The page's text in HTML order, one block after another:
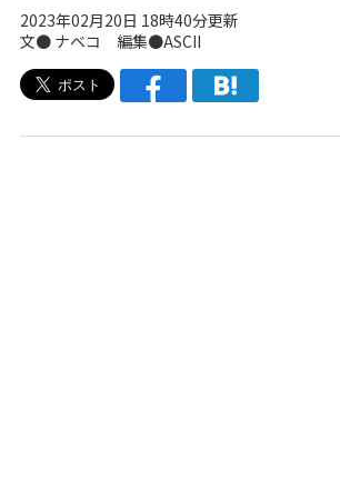
2023年02月20日 18時40分更新
文● ナベコ 編集●ASCII